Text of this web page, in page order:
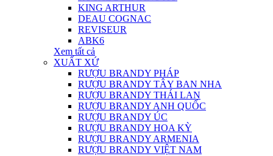
KING ARTHUR
DEAU COGNAC
REVISEUR
ABK6
Xem tất cả
XUẤT XỨ
RƯỢU BRANDY PHÁP
RƯỢU BRANDY TÂY BAN NHA
RƯỢU BRANDY THÁI LAN
RƯỢU BRANDY ANH QUỐC
RƯỢU BRANDY ÚC
RƯỢU BRANDY HOA KỲ
RƯỢU BRANDY ARMENIA
RƯỢU BRANDY VIỆT NAM